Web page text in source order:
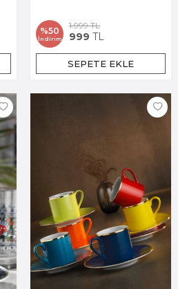
%50
İndirim
1.999TL
999 TL
SEPETE EKLE